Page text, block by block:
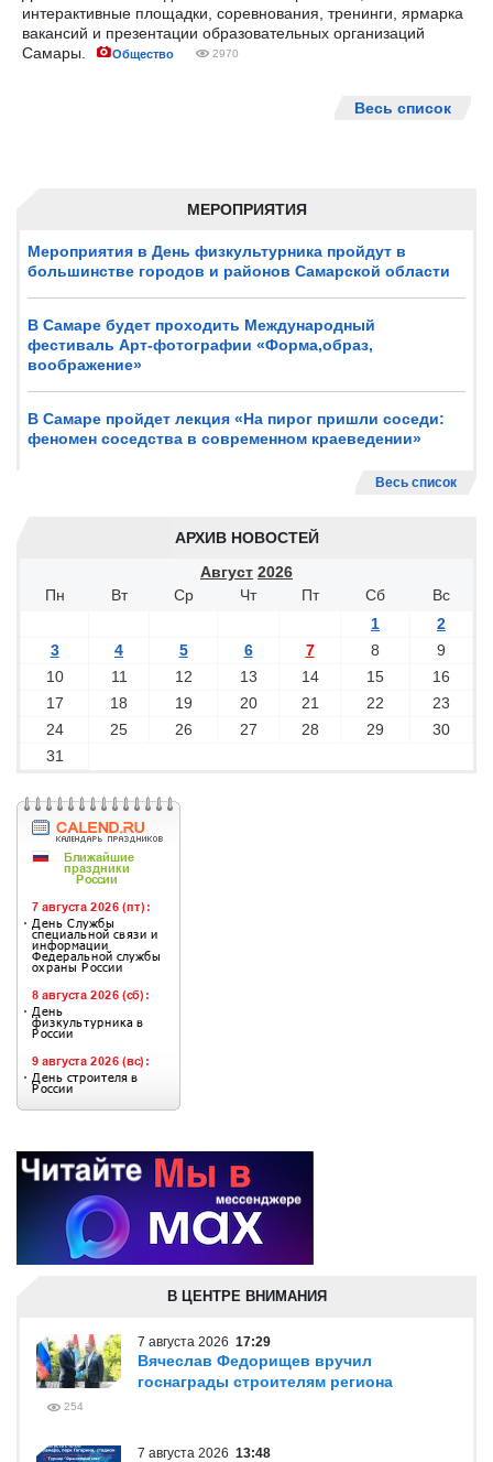
МЕРОПРИЯТИЯ
Мероприятия в День физкультурника пройдут в
большинстве городов и районов Самарской области
В Самаре будет проходить Международный
фестиваль Арт-фотографии «Форма,образ,
воображение»
В Самаре пройдет лекция «На пирог пришли соседи:
феномен соседства в современном краеведении»
Весь список
АРХИВ НОВОСТЕЙ
Август 2026
Пн
Вт Ср Чт Пт Сб
Вс
1
2
3
4 5 6 7 8
9
10
11 12 13 14 15
16
17
18 19 20 21 22
23
24
25 26 27 28 29
30
31
интерактивные площадки, соревнования, тренинги, ярмарка
вакансий и презентации образовательных организаций
Самары.
Общество 2970
Весь список
В ЦЕНТРЕ ВНИМАНИЯ
7 августа 2026 17:29
Вячеслав Федорищев вручил
госнаграды строителям региона
254
7 августа 2026 13:48